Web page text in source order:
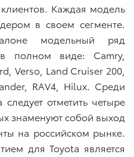
Каждая модель
в своем сегменте.
модельный ряд
полном виде: Camry,
Verso, Land Cruiser 200,
RAV4, Hilux. Среди
отметить четыре
знаменуют собой выход
на российском рынке.
для Toyota является